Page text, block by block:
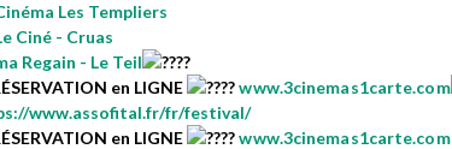
Les Templiers
Ciné - Cruas
Regain - Le Teil
en LIGNE
www.3cinemas1carte.com
www.assofital.fr/fr/festival/
en LIGNE
www.3cinemas1carte.com